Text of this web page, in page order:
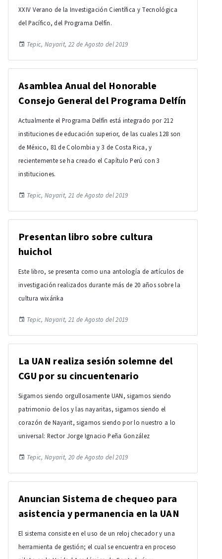
XXIV Verano de la Investigación Científica y Tecnológica
del Pacífico, del Programa Delfín.
Tepic, Nayarit, 22 de Agosto del 2019
Asamblea Anual del Honorable
Consejo General del Programa Delfín
Actualmente el Programa Delfín está integrado por 212
instituciones de educación superior, de las cuales 128 son
de México, 81 de Colombia y 3 de Costa Rica, y
recientemente se ha creado el Capítulo Perú con 3
instituciones.
Tepic, Nayarit, 21 de Agosto del 2019
Presentan libro sobre cultura
huichol
Este libro, se presenta como una antología de artículos de
investigación realizados durante más de 20 años sobre la
cultura wixárika
Tepic, Nayarit, 21 de Agosto del 2019
La UAN realiza sesión solemne del
CGU por su cincuentenario
Sigamos siendo orgullosamente UAN, sigamos siendo
patrimonio de los y las nayaritas, sigamos siendo el
corazón de Nayarit, sigamos siendo por lo nuestro a lo
universal: Rector Jorge Ignacio Peña González
Tepic, Nayarit, 20 de Agosto del 2019
Anuncian Sistema de chequeo para
asistencia y permanencia en la UAN
El sistema consiste en el uso de un reloj checador y una
herramienta de gestión; el cual se encuentra en proceso